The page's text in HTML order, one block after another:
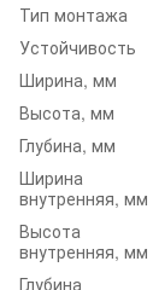
Тип монтажа
Устойчивость
Ширина, мм
Высота, мм
Глубина, мм
Ширина
внутренняя, мм
Высота
внутренняя, мм
Глубина